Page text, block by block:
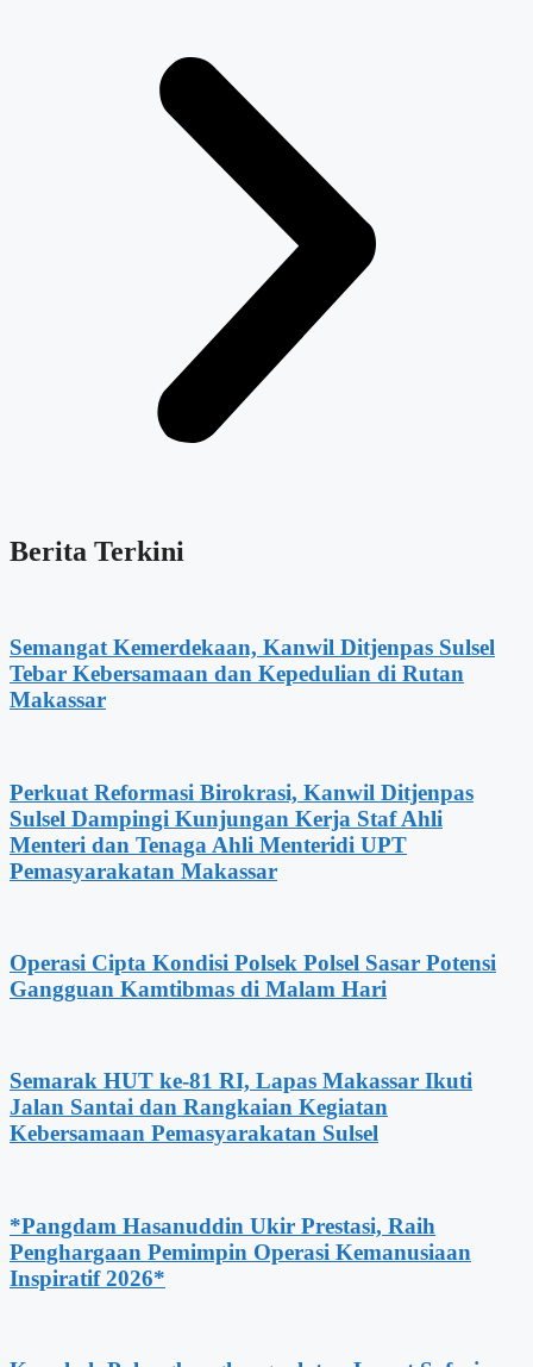
Berita Terkini
Semangat Kemerdekaan, Kanwil Ditjenpas Sulsel
Tebar Kebersamaan dan Kepedulian di Rutan
Makassar
Perkuat Reformasi Birokrasi, Kanwil Ditjenpas
Sulsel Dampingi Kunjungan Kerja Staf Ahli
Menteri dan Tenaga Ahli Menteridi UPT
Pemasyarakatan Makassar
Operasi Cipta Kondisi Polsek Polsel Sasar Potensi
Gangguan Kamtibmas di Malam Hari
Semarak HUT ke-81 RI, Lapas Makassar Ikuti
Jalan Santai dan Rangkaian Kegiatan
Kebersamaan Pemasyarakatan Sulsel
*Pangdam Hasanuddin Ukir Prestasi, Raih
Penghargaan Pemimpin Operasi Kemanusiaan
Inspiratif 2026*